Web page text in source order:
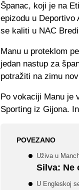
Španac, koji je na
epizodu u Deportivo
se kaliti u NAC
Manu u proteklom
jedan nastup za
potražiti na zimu
Po vokaciji Manu je
Sporting iz Gijona.
POVEZANO
Uživa u
Silva: Ne
U Engleskoj